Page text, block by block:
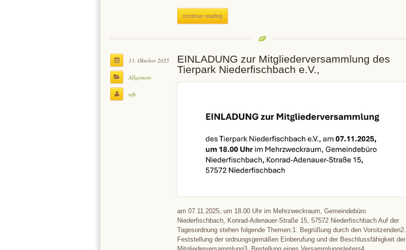
continue reading
13. Oktober 2025
Allgemein
nfb
EINLADUNG zur Mitgliederversammlung des
Tierpark Niederfischbach e.V.,
am 07.11.2025, um 18.00 Uhr im Mehrzweckraum, Gemeindebüro
Niederfischbach, Konrad-Adenauer-Straße 15, 57572 Niederfischbach Auf der
Tagesordnung stehen folgende Themen:1. Begrüßung durch den Vorsitzenden2.
Feststellung der ordnungsgemäßen Einberufung und der Beschlussfähigkeit der